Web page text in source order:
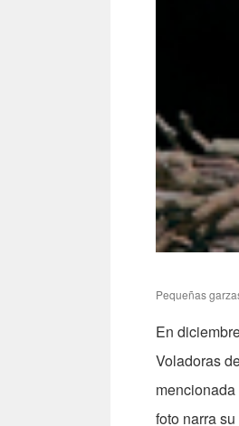
Pequeñas
En
Voladoras
foto narra